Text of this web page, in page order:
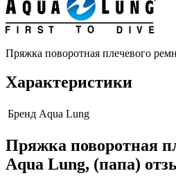
Пряжка поворотная плечевого
Характеристики
Бренд Aqua Lung
Пряжка поворотная
Aqua Lung, (папа)